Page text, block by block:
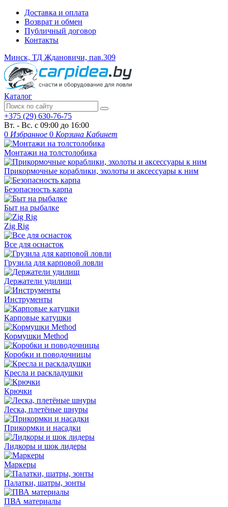
Доставка и оплата
Возврат и обмен
Публичный договор
Контакты
Минск, ТД Ждановичи, пав.309
Каталог
+375 (29) 630-76-75
Вт. - Вс. с 09:00 до 16:00
0 Избранное 0 Корзина Кабинет
Монтажи на толстолобика
Прикормочные кораблики, эхолоты и аксессуары к ним
Безопасность карпа
Быт на рыбалке
Zig Rig
Все для оснасток
Грузила для карповой ловли
Держатели удилищ
Инструменты
Карповые катушки
Кормушки Method
Коробки и поводочницы
Кресла и раскладушки
Крючки
Леска, плетёные шнуры
Прикормки и насадки
Лидкоры и шок лидеры
Маркеры
Палатки, шатры, зонты
ПВА материалы